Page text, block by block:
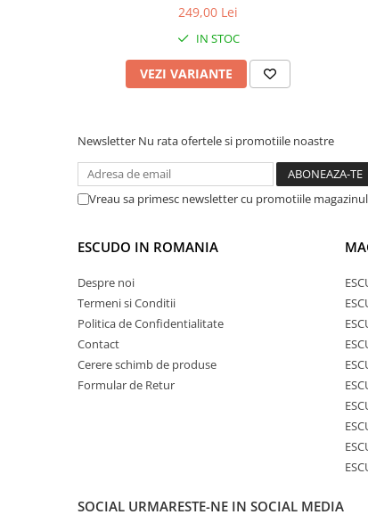
249,00 Lei
IN STOC
VEZI VARIANTE
Newsletter Nu rata ofertele si promotiile noastre
Vreau sa primesc newsletter cu promotiile
ESCUDO IN ROMANIA
Despre noi
Termeni si Conditii
Politica de Confidentialitate
Contact
Cerere schimb de produse
Formular de Retur
SOCIAL URMARESTE-NE IN SOCIAL MEDIA